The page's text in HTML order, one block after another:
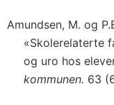
Amundsen, M. og
«Skolerelaterte
og uro hos
kommunen. 63